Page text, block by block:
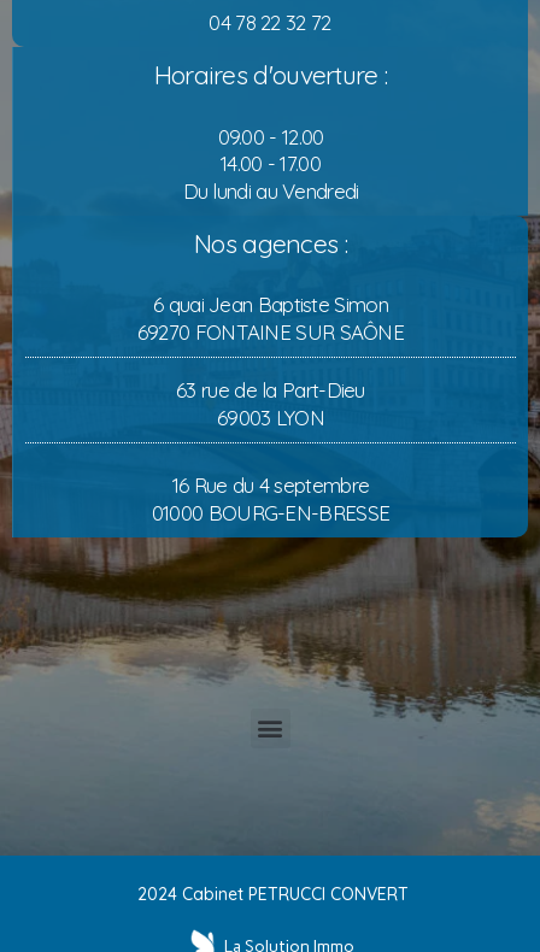
04 78 22 32 72
Horaires d'ouverture :
09.00 - 12.00
14.00 - 17.00
Du lundi au Vendredi
Nos agences :
6 quai Jean Baptiste Simon
69270 FONTAINE SUR SAÔNE
63 rue de la Part-Dieu
69003 LYON
16 Rue du 4 septembre
01000 BOURG-EN-BRESSE
2024 Cabinet PETRUCCI CONVERT
La Solution Immo